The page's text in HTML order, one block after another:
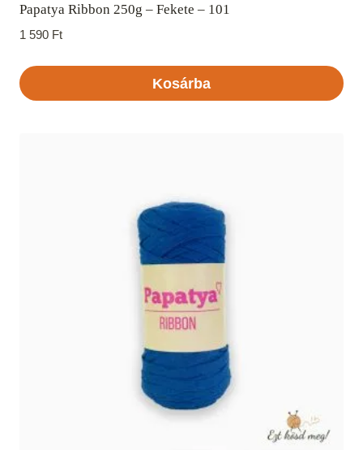
Papatya Ribbon 250g – Fekete – 101
1 590 Ft
Kosárba